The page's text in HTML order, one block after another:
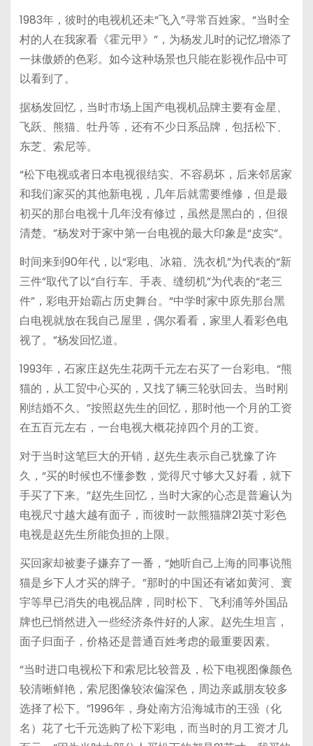
1983年，彼时的电视机还未“飞入”寻常百姓家。“当时全
村的人在我家看《霍元甲》”，为杨发儿时的记忆增添了
一抹傲娇的色彩。如今这种场景也只能在影视作品中可
以看到了。
据杨发回忆，当时市场上国产电视机品牌主要有金星、
飞跃、熊猫、牡丹等，还有不少日系品牌，包括松下、
东芝、索尼等。
“松下电视或者日本电视很结实、不容易坏，后来邻居家
和我们家买的其他新电视，几年后就需要维修，但是最
初买的那台电视十几年没有修过，虽然是黑白的，但很
清楚。”杨发对于家中第一台电视的最大印象是“皮实”。
时间来到90年代，以“彩电、冰箱、洗衣机”为代表的“新
三件”取代了以“自行车、手表、缝纫机”为代表的“老三
件”，彩电开始霸占历史舞台。“中学时家中原先那台黑
白电视就放在我自己屋里，偶尔看看，家里人看彩色电
视了。”杨发回忆道。
1993年，石家庄赵先生花两千元左右买了一台彩电。“熊
猫的，从工贸中心买的，又找了辆三轮驮回去。当时刚
刚结婚不久。”按照赵先生的回忆，那时他一个月的工资
在五百元左右，一台电视大概花掉四个月的工资。
对于当时这笔巨大的开销，赵先生表示自己犹豫了许
久，“买的时候也不懂参数，觉得尺寸够大又好看，就下
手买了下来。”赵先生回忆，当时大家的心态是普遍认为
电视尺寸越大越有面子，而彼时一款熊猫牌21英寸彩色
电视是赵先生所能负担的上限。
买回家却被妻子嫌弃了一番，“她听自己上海的同事说熊
猫是乡下人才买的牌子。”那时的中国还有诸如黄河、寰
宇等早已消失的电视品牌，同时松下、飞利浦等外国品
牌也已悄然进入一些经济条件好的人家。赵先生坦言，
面子归面子，价格还是普通百姓考虑的最重要因素。
“当时进口电视松下和索尼比较普及，松下电视图像颜色
较清晰鲜艳，索尼图像较浓偏深色，周边亲戚朋友较多
选择了松下。”1996年，身处南方沿海城市的王强（化
名）花了七千元选购了松下彩电，而当时的月工资才几